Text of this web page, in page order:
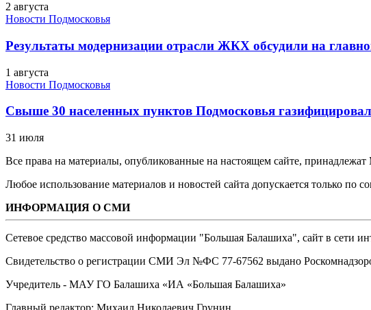
2 августа
Новости Подмосковья
Результаты модернизации отрасли ЖКХ обсудили на
1 августа
Новости Подмосковья
Свыше 30 населенных пунктов Подмосковья
31 июля
Все права на материалы, опубликованные на настоящем сайте,
Любое использование материалов и новостей сайта допускается только по
ИНФОРМАЦИЯ О СМИ
Сетевое средство массовой информации "Большая Балашиха", сайт в сети
Свидетельство о регистрации СМИ Эл №ФС ‎77-67562 выдано
Учредитель - МАУ ГО Балашиха «ИА «Большая Балашиха»